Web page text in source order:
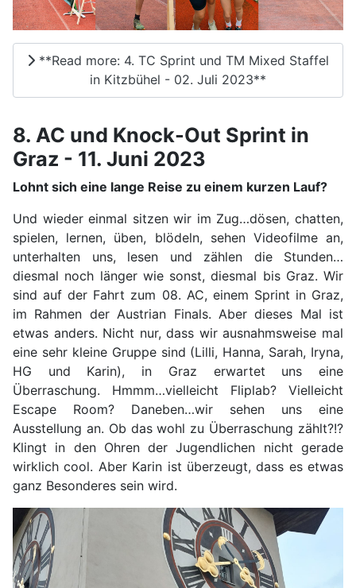
**Read more: 4. TC Sprint und TM Mixed Staffel
in Kitzbühel - 02. Juli 2023**
8. AC und Knock-Out Sprint in
Graz - 11. Juni 2023
Lohnt sich eine lange Reise zu einem kurzen Lauf?
Und wieder einmal sitzen wir im Zug…dösen, chatten,
spielen, lernen, üben, blödeln, sehen Videofilme an,
unterhalten uns, lesen und zählen die Stunden…
diesmal noch länger wie sonst, diesmal bis Graz. Wir
sind auf der Fahrt zum 08. AC, einem Sprint in Graz,
im Rahmen der Austrian Finals. Aber dieses Mal ist
etwas anders. Nicht nur, dass wir ausnahmsweise mal
eine sehr kleine Gruppe sind (Lilli, Hanna, Sarah, Iryna,
HG und Karin), in Graz erwartet uns eine
Überraschung. Hmmm…vielleicht Fliplab? Vielleicht
Escape Room? Daneben…wir sehen uns eine
Ausstellung an. Ob das wohl zu Überraschung zählt?!?
Klingt in den Ohren der Jugendlichen nicht gerade
wirklich cool. Aber Karin ist überzeugt, dass es etwas
ganz Besonderes sein wird.